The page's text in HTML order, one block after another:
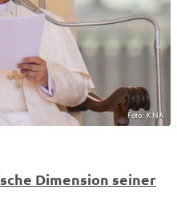
Foto: KNA
Dimension seiner